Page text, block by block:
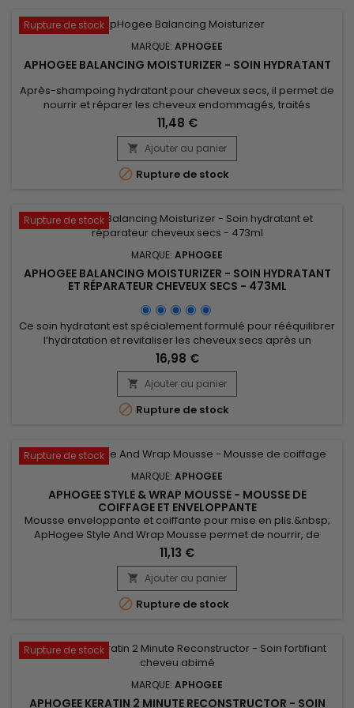
Rupture de stock
MARQUE: APHOGEE
APHOGEE BALANCING MOISTURIZER - SOIN HYDRATANT
Après-shampoing hydratant pour cheveux secs, il permet de
nourrir et réparer les cheveux endommagés, traités
chimiquement et les cheveux poreux.&nbsp; Enrichi en
Panthénol, acides aminés et Collagène, ApHogee Balancing
Moisturizer réhydrate les cheveux, les démêle en douceur et
améliore leur élasticité. &nbsp;Particulièrement
recommandé sur cheveux...
11,48 €
 Ajouter au panier
 Rupture de stock
Rupture de stock
MARQUE: APHOGEE
APHOGEE BALANCING MOISTURIZER - SOIN HYDRATANT
ET RÉPARATEUR CHEVEUX SECS - 473ML
Ce soin hydratant est spécialement formulé pour rééquilibrer
l’hydratation et revitaliser les cheveux secs après un
traitement protéiné. Il nourrit intensément grâce à une
composition enrichie en protéines de soie, kératine,
panthénol et extraits botaniques, renforçant ainsi la fibre
capillaire tout en réduisant la casse. ApHogee Balancing
Moisturizer...
16,98 €
 Ajouter au panier
 Rupture de stock
Rupture de stock
MARQUE: APHOGEE
APHOGEE STYLE & WRAP MOUSSE - MOUSSE DE
COIFFAGE ET ENVELOPPANTE
Mousse enveloppante et coiffante pour mise en plis.&nbsp;
ApHogee Style And Wrap Mousse permet de nourrir, de
réparer, de sculpter les cheveux, définir les boucles et les
maintenir sans les dessécher, le tout en protégeant des
agressions thermiques et extérieures.&nbsp; Mousse
enveloppante et coiffante d'ApHogee convient également
aux cheveux traités par...
11,13 €
 Ajouter au panier
 Rupture de stock
Rupture de stock
MARQUE: APHOGEE
APHOGEE KERATIN 2 MINUTE RECONSTRUCTOR - SOIN